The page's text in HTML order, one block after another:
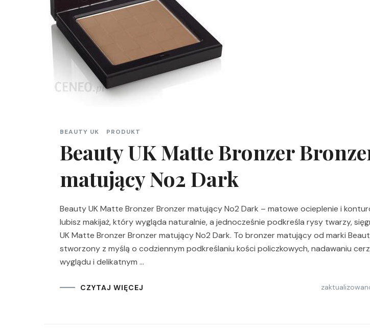
BEAUTY UK PRODUKT
Beauty UK Matte Bronzer
matujący No2 Dark
Beauty UK Matte Bronzer Bronzer matujący No2 Dark – matowe ocieplenie i
lubisz makijaż, który wygląda naturalnie, a jednocześnie podkreśla rysy twarzy,
UK Matte Bronzer Bronzer matujący No2 Dark. To bronzer matujący od marki
stworzony z myślą o codziennym podkreślaniu kości policzkowych, nadawaniu
wyglądu i delikatnym …
CZYTAJ WIĘCEJ